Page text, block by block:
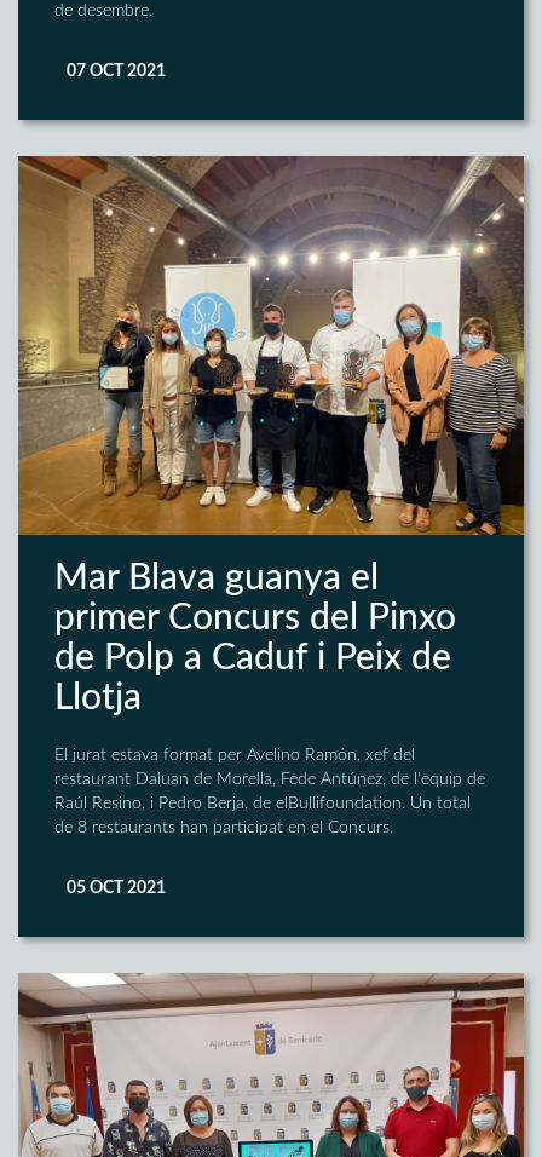
de desembre.
07 OCT 2021
Mar Blava guanya el
primer Concurs del Pinxo
de Polp a Caduf i Peix de
Llotja
El jurat estava format per Avelino Ramón, xef del
restaurant Daluan de Morella, Fede Antúnez, de l'equip de
Raúl Resino, i Pedro Berja, de elBullifoundation. Un total
de 8 restaurants han participat en el Concurs.
05 OCT 2021